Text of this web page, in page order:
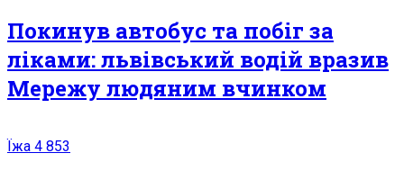
Покинув автобус та побіг за
ліками: львівський водій вразив
Мережу людяним вчинком
Їжа 4 853